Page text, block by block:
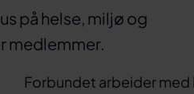
på helse, miljø og
medlemmer.
Forbundet arbeider